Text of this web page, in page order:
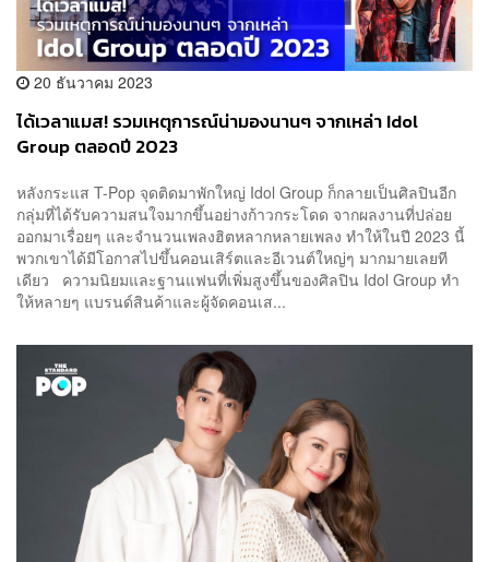
20 ธันวาคม 2023
ได้เวลาแมส! รวมเหตุการณ์น่ามองนานๆ จากเหล่า Idol
Group ตลอดปี 2023
หลังกระแส T-Pop จุดติดมาพักใหญ่ Idol Group ก็กลายเป็นศิลปินอีก
กลุ่มที่ได้รับความสนใจมากขึ้นอย่างก้าวกระโดด จากผลงานที่ปล่อย
ออกมาเรื่อยๆ และจำนวนเพลงฮิตหลากหลายเพลง ทำให้ในปี 2023 นี้
พวกเขาได้มีโอกาสไปขึ้นคอนเสิร์ตและอีเวนต์ใหญ่ๆ มากมายเลยที
เดียว ความนิยมและฐานแฟนที่เพิ่มสูงขึ้นของศิลปิน Idol Group ทำ
ให้หลายๆ แบรนด์สินค้าและผู้จัดคอนเส...